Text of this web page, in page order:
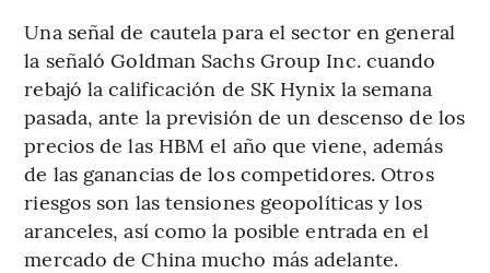
Una señal de cautela para el sector en general
la señaló Goldman Sachs Group Inc. cuando
rebajó la calificación de SK Hynix la semana
pasada, ante la previsión de un descenso de los
precios de las HBM el año que viene, además
de las ganancias de los competidores. Otros
riesgos son las tensiones geopolíticas y los
aranceles, así como la posible entrada en el
mercado de China mucho más adelante.